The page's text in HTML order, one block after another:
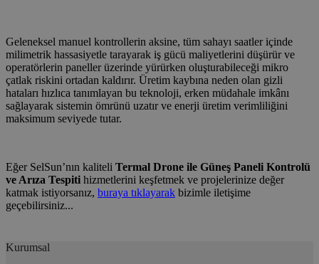
Geleneksel manuel kontrollerin aksine, tüm sahayı saatler içinde
milimetrik hassasiyetle tarayarak iş gücü maliyetlerini düşürür ve
operatörlerin paneller üzerinde yürürken oluşturabileceği mikro
çatlak riskini ortadan kaldırır. Üretim kaybına neden olan gizli
hataları hızlıca tanımlayan bu teknoloji, erken müdahale imkânı
sağlayarak sistemin ömrünü uzatır ve enerji üretim verimliliğini
maksimum seviyede tutar.
Eğer SelSun’nın kaliteli Termal Drone ile Güneş Paneli Kontrolü
ve Arıza Tespiti hizmetlerini keşfetmek ve projelerinize değer
katmak istiyorsanız, buraya tıklayarak bizimle iletişime
geçebilirsiniz...
Kurumsal